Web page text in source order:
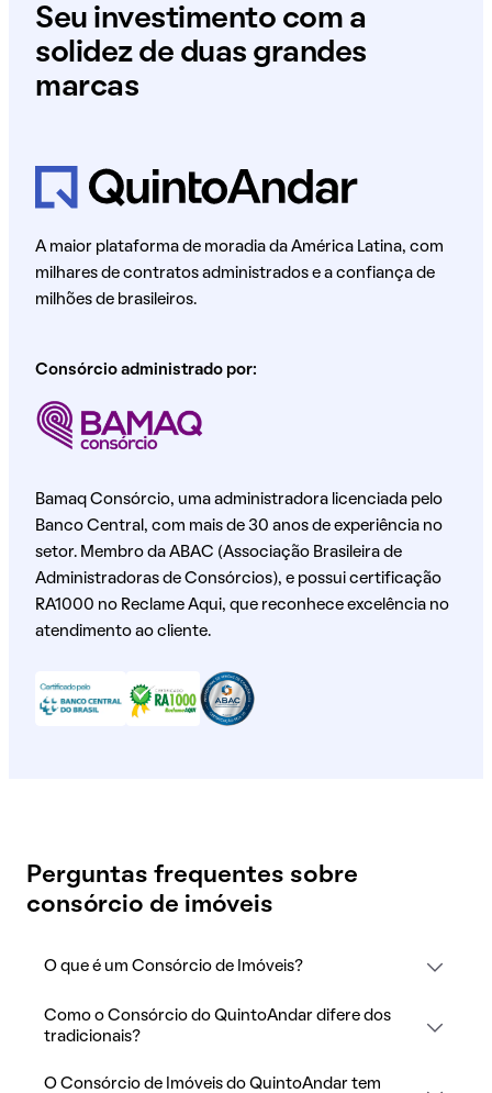
Seu investimento com a
solidez de duas grandes
marcas
A maior plataforma de moradia da América Latina, com
milhares de contratos administrados e a confiança de
milhões de brasileiros.
Consórcio administrado por:
Bamaq Consórcio, uma administradora licenciada pelo
Banco Central, com mais de 30 anos de experiência no
setor. Membro da ABAC (Associação Brasileira de
Administradoras de Consórcios), e possui certificação
RA1000 no Reclame Aqui, que reconhece excelência no
atendimento ao cliente.
Perguntas frequentes sobre
consórcio de imóveis
O que é um Consórcio de Imóveis?
Como o Consórcio do QuintoAndar difere dos
tradicionais?
O Consórcio de Imóveis do QuintoAndar tem